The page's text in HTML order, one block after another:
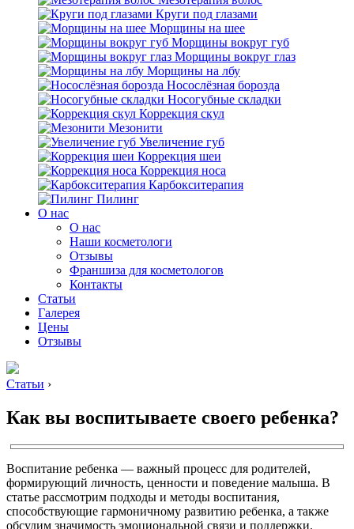
Круги под глазами
Морщины на шее
Морщины вокруг губ
Морщины вокруг глаз
Морщины на лбу
Носослёзная борозда
Носогубные складки
Коррекция скул
Мезонити
Увеличение губ
Коррекция шеи
Коррекция носа
Карбокситерапия
Пилинг
O нас
O нас
Наши косметологи
Отзывы
Франшиза для косметологов
Контакты
Статьи
Галерея
Цены
Отзывы
Статьи ›
Как вы воспитываете своего ребенка?
Воспитание ребенка — важный процесс для родителей,
формирующий личность, ценности и поведение малыша. В
статье рассмотрим подходы и методы воспитания,
способствующие гармоничному развитию ребенка, а также
обсудим значимость эмоциональной связи и поддержки.